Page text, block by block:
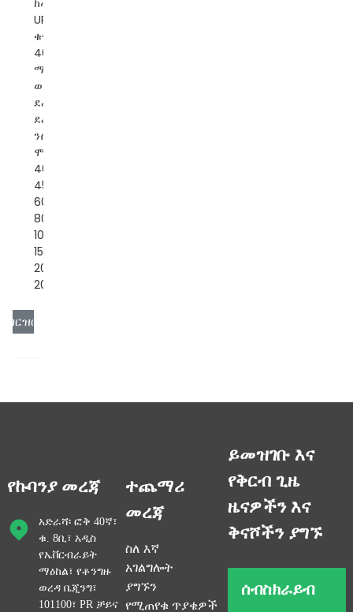
UPS የሞዴል
ቁጥር፡ BNT500
400~3000VA
ማሳያ፡ኤልሲዲ
ወይም ኤልኢዲ
ደረጃ፡ ነጠላ
ደረጃ ሞገድ፡
ንፁህ ሳይን
ሞገድ አቅም፡
400VA
450VA
600VA
800VA
1000VA
1500VA
2000VA
2000VA . .
ዝርዝር
የኩባንያ መረጃ
አድራሻ፡ ፎቅ 40ኛ፣
ቁ. 8ቢ፣ አዲስ
የኤቨርብራይት
ማዕከል፣ የቶንግዙ
ወረዳ ቤጂንግ፣
101100፣ PR ቻይና
ተጨማሪ
መረጃ
ስለ እኛ
አገልግሎት
ያግኙን
የሚጠየቁ ጥያቄዎች
ይመዝገቡ እና
የቅርብ ጊዜ
ዜናዎችን እና
ቅናሾችን ያግኙ
ሰብስክራይብ